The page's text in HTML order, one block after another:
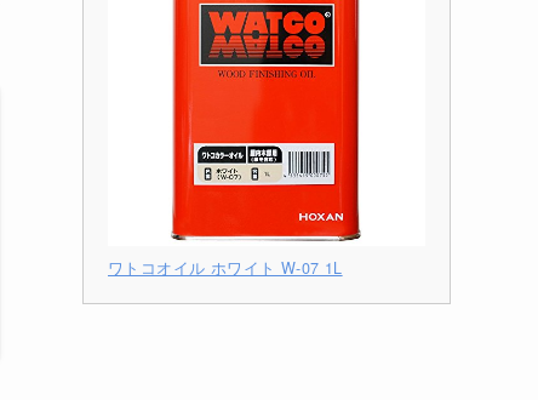
ワトコオイル ホワイト W-07 1L